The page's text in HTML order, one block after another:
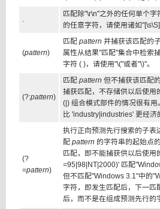
匹配除"\r\n"之外的任何单个
的任意字符，请使用诸如
(pattern)
匹配 pattern 并捕获该匹配的
属性从结果"匹配"集合中检索
字符 ( )，请使用"\("或者"\)"。
(?:pattern)
匹配 pattern 但不捕获该匹配
捕获匹配，不存储供以后使用
(|) 组合模式部件的情况很有
比 'industry|industries' 更经济
(?
=pattern)
执行正向预测先行搜索的子表
配 pattern 的字符串的起始点
匹配，即不能捕获供以后使
=95|98|NT|2000)' 匹配
但不匹配"Windows 3.1"中的
字符，即发生匹配后，下一匹
后，而不是在组成预测先行的